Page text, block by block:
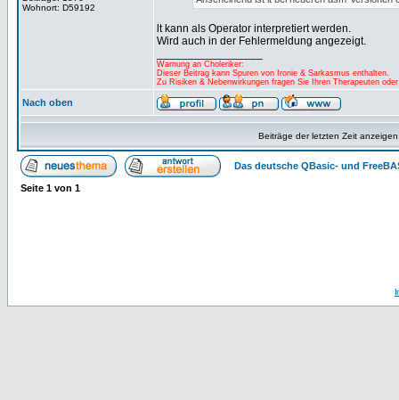
Wohnort: D59192
lt kann als Operator interpretiert werden.
Wird auch in der Fehlermeldung angezeigt.
Warnung an Choleriker:
Dieser Beitrag kann Spuren von Ironie & Sarkasmus enthalten.
Zu Risiken & Nebenwirkungen fragen Sie Ihren Therapeuten
Nach oben
Beiträge der letzten Zeit
Das deutsche QBasic- und
Seite 1 von 1